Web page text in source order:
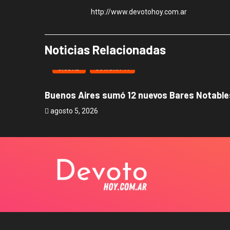
http://www.devotohoy.com.ar
Noticias Relacionadas
CIUDAD COMUNA 11
Buenos Aires sumó 12 nuevos Bares
agosto 5, 2026